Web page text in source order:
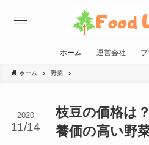
ホーム 運営会社
ホーム 野菜
枝豆の価格は
養価の高い野
2020
11/14